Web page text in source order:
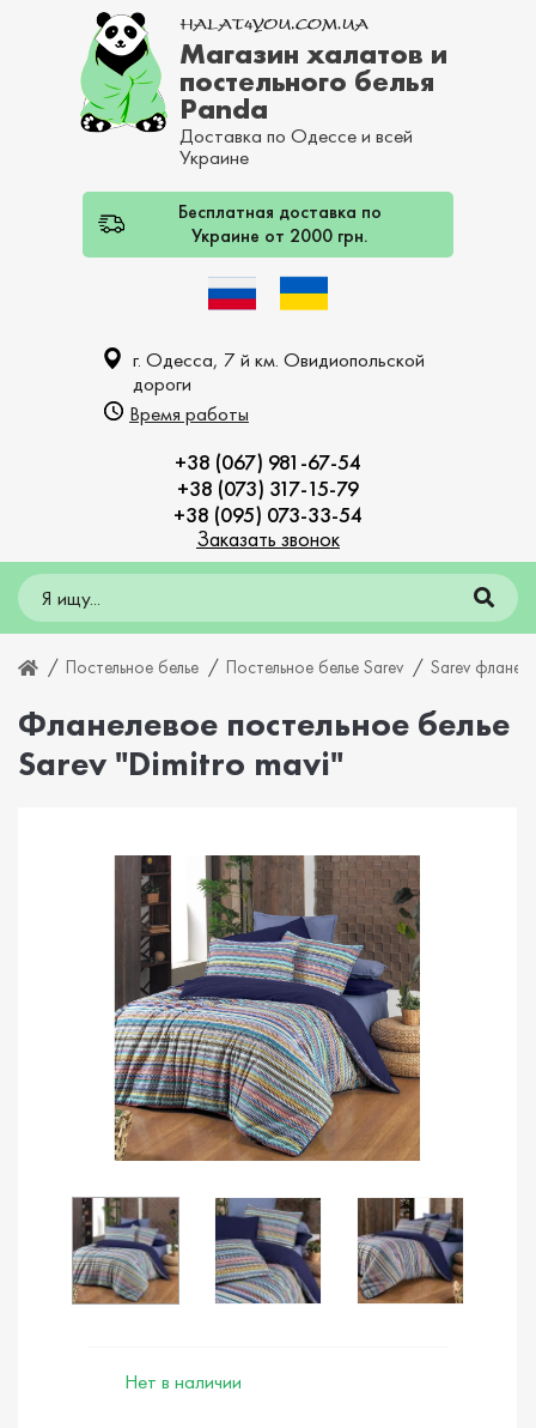
Магазин халатов и
постельного белья
Panda
Доставка по Одессе и всей
Украине
Бесплатная доставка по
Украине от 2000 грн.
г. Одесса, 7 й км. Овидиопольской
дороги
Время работы
+38 (067) 981-67-54
+38 (073) 317-15-79
+38 (095) 073-33-54
Заказать звонок
Постельное белье Постельное белье Sarev Sarev фланель
Фланелевое постельное белье
Sarev "Dimitro mavi"
Нет в наличии